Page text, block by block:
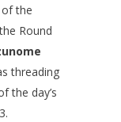
the
Round
threading
the day’s